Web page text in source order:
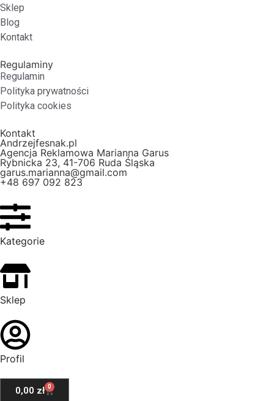
Sklep
Blog
Kontakt
Regulaminy
Regulamin
Polityka prywatności
Polityka cookies
Kontakt
Andrzejfesnak.pl
Agencja Reklamowa Marianna Garus
Rybnicka 23, 41-706 Ruda Śląska
garus.marianna@gmail.com
+48 697 092 823
Kategorie
Sklep
Profil
0,00 zł 0